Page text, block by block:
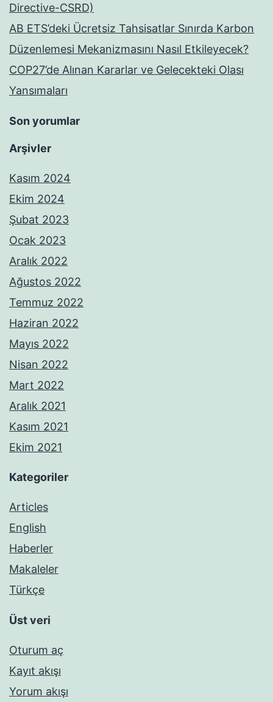
Directive-CSRD)
AB ETS’deki Ücretsiz Tahsisatlar Sınırda Karbon
Düzenlemesi Mekanizmasını Nasıl Etkileyecek?
COP27’de Alınan Kararlar ve Gelecekteki Olası
Yansımaları
Son yorumlar
Arşivler
Kasım 2024
Ekim 2024
Şubat 2023
Ocak 2023
Aralık 2022
Ağustos 2022
Temmuz 2022
Haziran 2022
Mayıs 2022
Nisan 2022
Mart 2022
Aralık 2021
Kasım 2021
Ekim 2021
Kategoriler
Articles
English
Haberler
Makaleler
Türkçe
Üst veri
Oturum aç
Kayıt akışı
Yorum akışı